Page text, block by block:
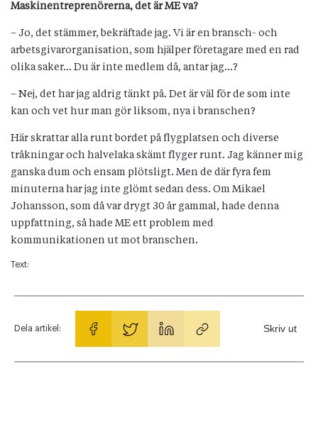
Maskinentreprenörerna, det är ME va?
– Jo, det stämmer, bekräftade jag. Vi är en bransch- och
arbetsgivarorganisation, som hjälper företagare med en rad
olika saker… Du är inte medlem då, antar jag…?
– Nej, det har jag aldrig tänkt på. Det är väl för de som inte
kan och vet hur man gör liksom, nya i branschen?
Här skrattar alla runt bordet på flygplatsen och diverse
tråkningar och halvelaka skämt flyger runt. Jag känner mig
ganska dum och ensam plötsligt. Men de där fyra fem
minuterna har jag inte glömt sedan dess. Om Mikael
Johansson, som då var drygt 30 år gammal, hade denna
uppfattning, så hade ME ett problem med
kommunikationen ut mot branschen.
Text:
Dela artikel: Skriv ut